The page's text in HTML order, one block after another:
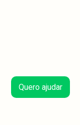
Quero ajudar